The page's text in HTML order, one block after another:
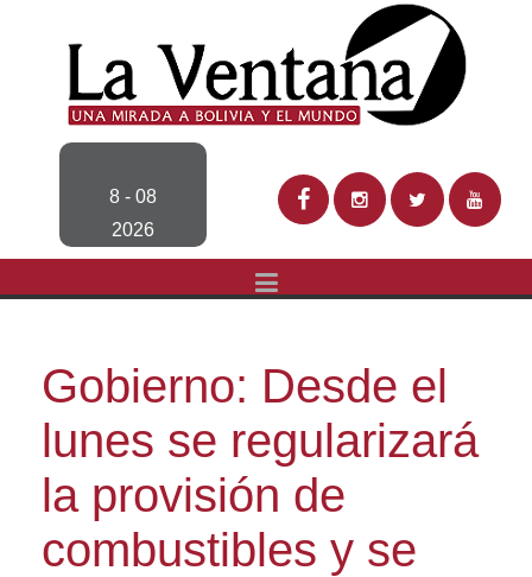
8 - 08
2026
Gobierno: Desde el
lunes se regularizará
la provisión de
combustibles y se